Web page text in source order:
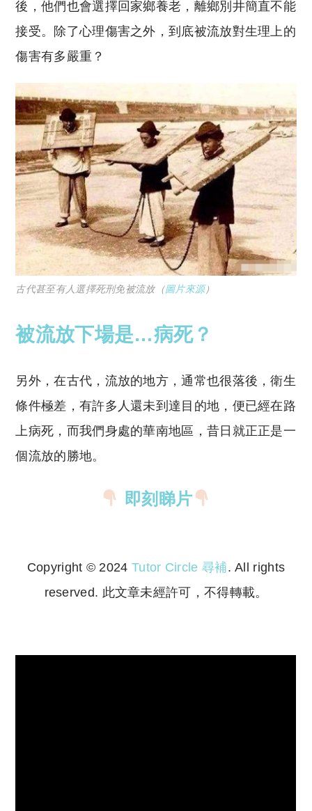
後，他們也會選擇回家鄉養老，離鄉別井簡直不能
接受。除了心理傷害之外，到底被流放對生理上的
傷害有多嚴重？
古代甚至有人選擇死刑免被流放（圖片來源）
被流放下場是…病死？
另外，在古代，流放的地方，通常也很落後，衛生
條件極差，有許多人還未到達目的地，便已經在路
上病死，而我們身處的華南地區，昔日就正正是一
個流放的勝地。
即刻睇片
Copyright © 2024 Tutor Circle 尋補. All rights
reserved. 此文章未經許可，不得轉載。